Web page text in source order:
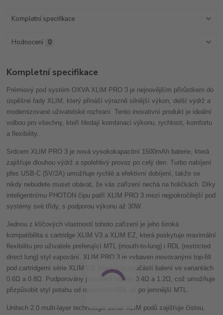
Kompletní specifikace
Hodnocení 0
Kompletní specifikace
Prémiový pod systém OXVA XLIM PRO 3 je nejnovějším přírůstkem do
úspěšné řady XLIM, který přináší výrazně silnější výkon, delší výdrž a
modernizované uživatelské rozhraní. Tento inovativní produkt je ideální
volbou pro všechny, kteří hledají kombinaci výkonu, rychlosti, komfortu
a flexibility.
Srdcem XLIM PRO 3 je nová vysokokapacitní 1500mAh baterie, která
zajišťuje dlouhou výdrž a spolehlivý provoz po celý den. Turbo nabíjení
přes USB-C (5V/2A) umožňuje rychlé a efektivní dobíjení, takže se
nikdy nebudete muset obávat, že vás zařízení nechá na holičkách. Díky
inteligentnímu PHOTON čipu patří XLIM PRO 3 mezi nejpokročilejší pod
systémy své třídy, s podporou výkonu až 30W.
Jednou z klíčových vlastností tohoto zařízení je jeho široká
kompatibilita s cartridge XLIM V3 a XLIM EZ, která poskytuje maximální
flexibilitu pro uživatele preferující MTL (mouth-to-lung) i RDL (restricted
direct lung) styl vapování. XLIM PRO 3 je vybaven inovovanými top-fill
pod cartridgemi série XLIM V3, které jsou součástí balení ve variantách
0.6Ω a 0.8Ω. Podporovány jsou také odpory 0.4Ω a 1.2Ω, což umožňuje
přizpůsobit styl potahu od razantního RDL až po jemnější MTL.
Unitech 2.0 multi-layer technologie uvnitř XLIM podů zajišťuje čistou,